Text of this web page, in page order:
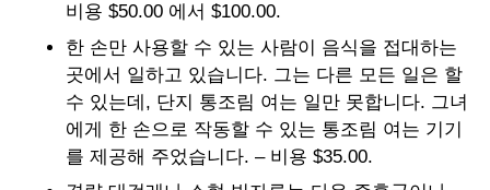
비용 $50.00 에서 $100.00.
한 손만 사용할 수 있는 사람이 음식을 접대하는
곳에서 일하고 있습니다. 그는 다른 모든 일은 할
수 있는데, 단지 통조림 여는 일만 못합니다. 그녀
에게 한 손으로 작동할 수 있는 통조림 여는 기기
를 제공해 주었습니다. – 비용 $35.00.